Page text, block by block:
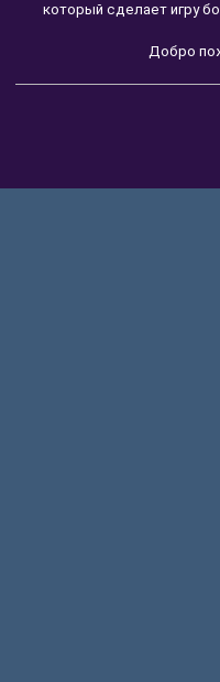
который сделает игру
Добро